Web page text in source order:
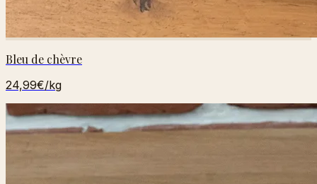
Bleu de chèvre
24,99€/kg